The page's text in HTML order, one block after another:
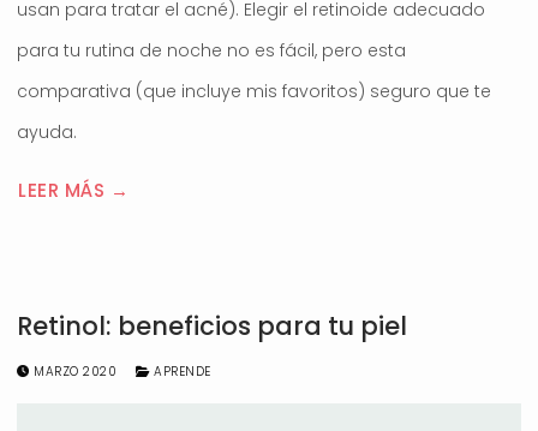
usan para tratar el acné). Elegir el retinoide adecuado
para tu rutina de noche no es fácil, pero esta
comparativa (que incluye mis favoritos) seguro que te
ayuda.
LEER MÁS →
Retinol: beneficios para tu piel
MARZO 2020 APRENDE